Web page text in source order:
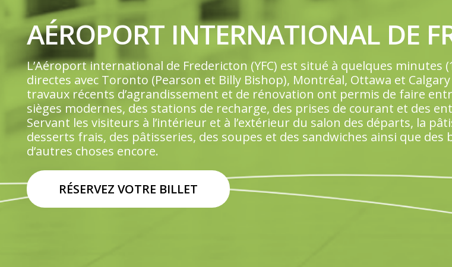
AÉROPORT INTERNATIONAL DE
L’Aéroport international de Fredericton (YFC) est situé à quelques
directes avec Toronto (Pearson et Billy Bishop), Montréal, Ottawa et
travaux récents d’agrandissement et de rénovation ont permis de faire
sièges modernes, des stations de recharge, des prises de courant et des
Servant les visiteurs à l’intérieur et à l’extérieur du salon des départs, la
desserts frais, des pâtisseries, des soupes et des sandwiches ainsi que
d’autres choses encore.
RÉSERVEZ VOTRE BILLET